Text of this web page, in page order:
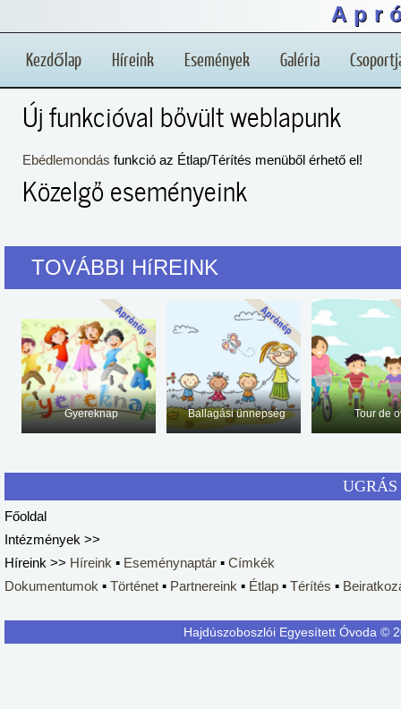
Kezdőlap Híreink Események Galéria
Új funkcióval bővült weblapunk
Ebédlemondás funkció az Étlap/Térítés menüből érhető el!
Közelgő eseményeink
TOVÁBBI HíREINK
Gyereknap Ballagási ünnepség Tour de
Főoldal
Intézmények >>
Híreink >> Híreink ▪ Eseménynaptár ▪ Címkék
Dokumentumok ▪ Történet ▪ Partnereink ▪ Étlap ▪ Térítés ▪
Hajdúszoboszlói Egyesített Óvoda ©